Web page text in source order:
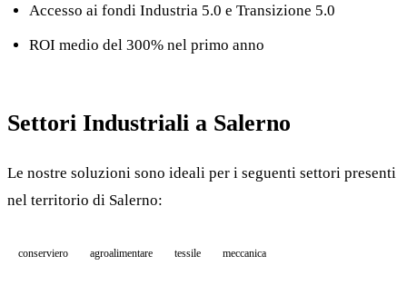
Accesso ai fondi Industria 5.0 e Transizione 5.0
ROI medio del 300% nel primo anno
Settori Industriali a Salerno
Le nostre soluzioni sono ideali per i seguenti settori presenti
nel territorio di Salerno:
conserviero agroalimentare tessile meccanica